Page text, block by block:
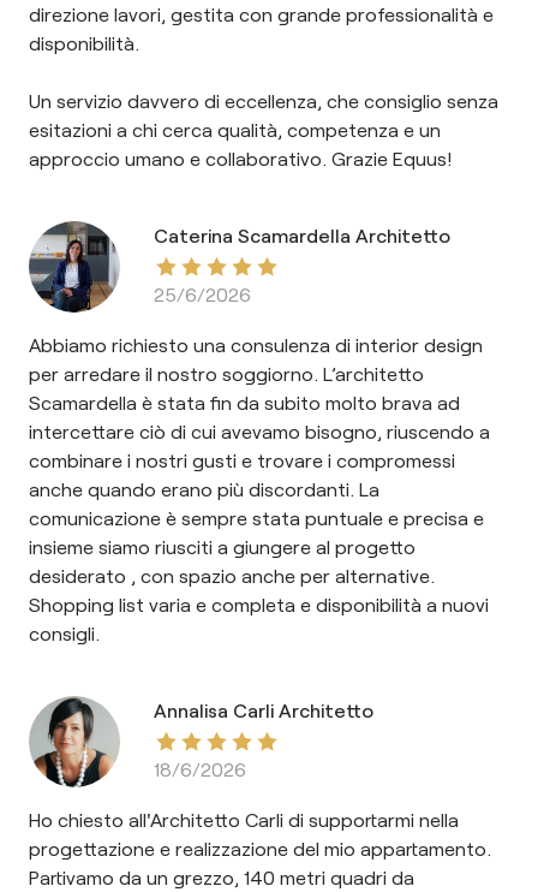
direzione lavori, gestita con grande professionalità e
disponibilità.
Un servizio davvero di eccellenza, che consiglio senza
esitazioni a chi cerca qualità, competenza e un
approccio umano e collaborativo. Grazie Equus!
Caterina Scamardella Architetto
25/6/2026
Abbiamo richiesto una consulenza di interior design
per arredare il nostro soggiorno. L’architetto
Scamardella è stata fin da subito molto brava ad
intercettare ciò di cui avevamo bisogno, riuscendo a
combinare i nostri gusti e trovare i compromessi
anche quando erano più discordanti. La
comunicazione è sempre stata puntuale e precisa e
insieme siamo riusciti a giungere al progetto
desiderato , con spazio anche per alternative.
Shopping list varia e completa e disponibilità a nuovi
consigli.
Annalisa Carli Architetto
18/6/2026
Ho chiesto all'Architetto Carli di supportarmi nella
progettazione e realizzazione del mio appartamento.
Partivamo da un grezzo, 140 metri quadri da